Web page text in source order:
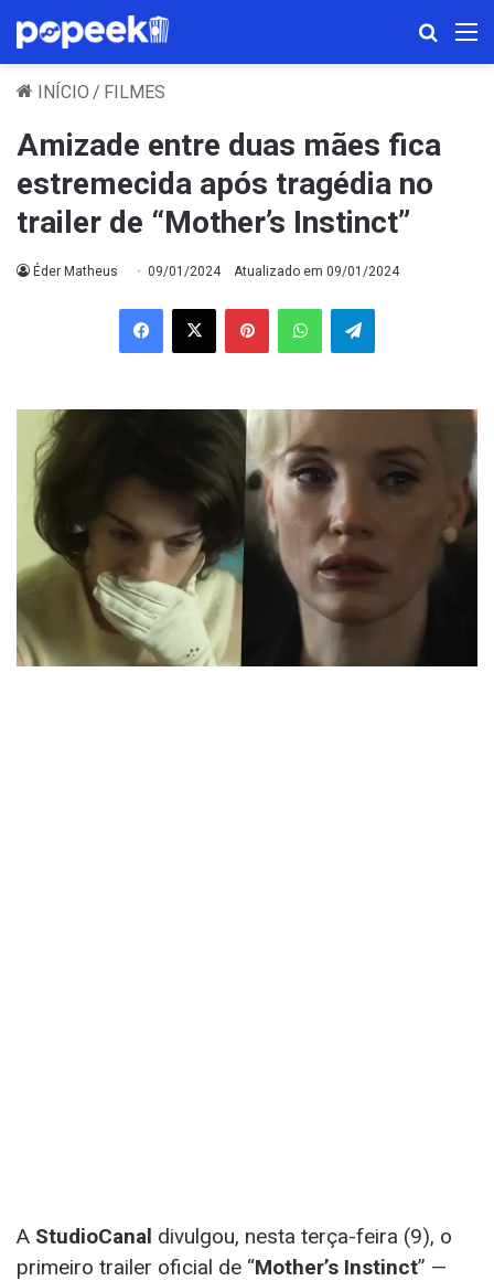
INÍCIO / FILMES
Amizade entre duas mães fica
estremecida após tragédia no
trailer de “Mother’s Instinct”
Éder Matheus 09/01/2024 Atualizado em 09/01/2024
Facebook
X PinterestWhatsAppTelegram
A StudioCanal divulgou, nesta terça-feira (9), o
primeiro trailer oficial de “Mother’s Instinct” —